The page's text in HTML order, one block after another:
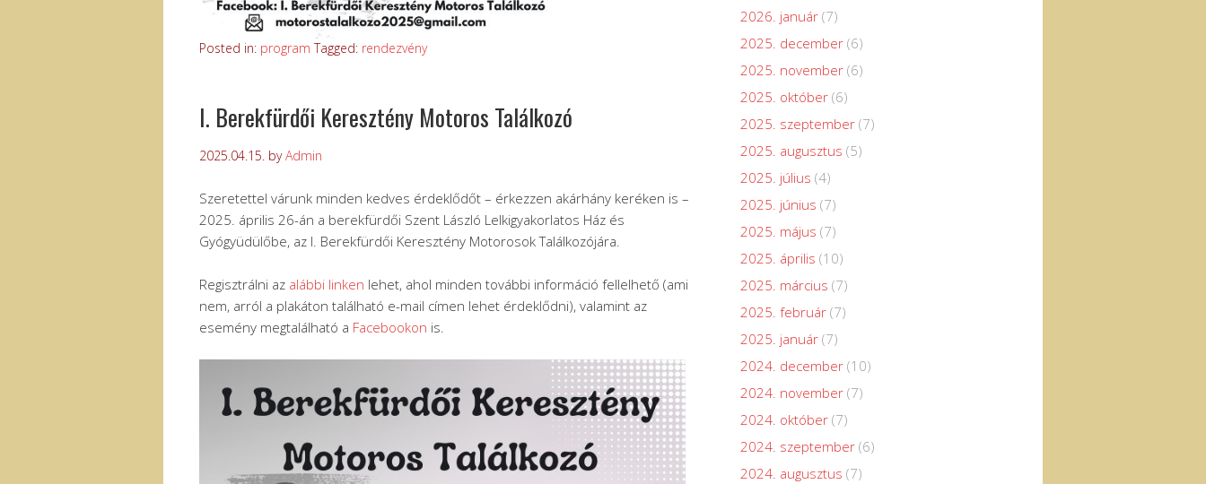
Posted in: program Tagged: rendezvény
I. Berekfürdői Keresztény Motoros Találkozó
2025.04.15. byAdmin
Szeretettel várunk minden kedves érdeklődőt – érkezzen akárhány keréken is –
2025. április 26-án a berekfürdői Szent László Lelkigyakorlatos Ház és
Gyógyüdülőbe, az I. Berekfürdői Keresztény Motorosok Találkozójára.
Regisztrálni az alábbi linken lehet, ahol minden további információ fellelhető (ami
nem, arról a plakáton található e-mail címen lehet érdeklődni), valamint az
esemény megtalálható a Facebookon is.
2026. január (7)
2025. december (6)
2025. november (6)
2025. október (6)
2025. szeptember (7)
2025. augusztus (5)
2025. július (4)
2025. június (7)
2025. május (7)
2025. április (10)
2025. március (7)
2025. február (7)
2025. január (7)
2024. december (10)
2024. november (7)
2024. október (7)
2024. szeptember (6)
2024. augusztus (7)